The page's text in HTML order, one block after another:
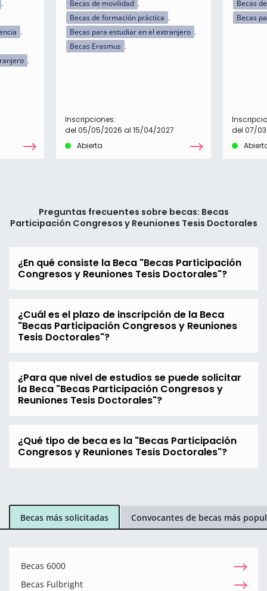
Becas de movilidad
Becas de formación práctica
Becas para estudiar en el extranjero
Becas Erasmus
Inscripciones:
del 05/05/2026 al 15/04/2027
Abierta
Becas
Becas
del 07/
Preguntas frecuentes sobre becas: Becas
Participación Congresos y Reuniones Tesis Doctorales
¿En qué consiste la Beca "Becas Participación
Congresos y Reuniones Tesis Doctorales"?
¿Cuál es el plazo de inscripción de la Beca
"Becas Participación Congresos y Reuniones
Tesis Doctorales"?
¿Para que nivel de estudios se puede solicitar
la Beca "Becas Participación Congresos y
Reuniones Tesis Doctorales"?
¿Qué tipo de beca es la "Becas Participación
Congresos y Reuniones Tesis Doctorales"?
Becas más solicitadas Convocantes de becas más
Becas 6000
Becas Fulbright